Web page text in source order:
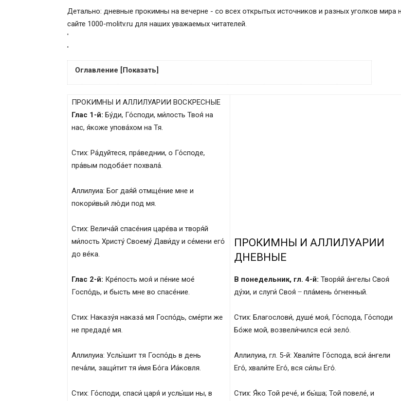
Детально: дневные прокимны на вечерне - со всех открытых источников и разных уголков мира
сайте 1000-molitv.ru для наших уважаемых читателей.
'
'
Оглавление [Показать]
ПРОКИМНЫ И АЛЛИЛУАРИИ ВОСКРЕСНЫЕ
Глас 1-й: Бу́ди, Го́споди, ми́лость Твоя́ на
нас, я́коже упова́хом на Тя.
Стих: Ра́дуйтеся, пра́веднии, о Го́споде,
пра́вым подоба́ет похвала́.
Аллилуиа: Бог дая́й отмще́ние мне и
покори́вый лю́ди под мя.
Стих: Велича́й спасе́ния царе́ва и творя́й
ми́лость Христу́ Своему́ Дави́ду и се́мени его́
до ве́ка.
Глас 2-й: Кре́пость моя́ и пе́ние мое́
Госпо́дь, и бысть мне во спасе́ние.
Стих: Наказу́я наказа́ мя Госпо́дь, сме́рти же
не предаде́ мя.
Аллилуиа: Услы́шит тя Госпо́дь в день
печа́ли, защи́тит тя и́мя Бо́га Иа́ковля.
Стих: Го́споди, спаси́ царя́ и услы́ши ны, в
ПРОКИМНЫ И АЛЛИЛУАРИИ
ДНЕВНЫЕ
В понедельник, гл. 4-й: Творя́й а́нгелы Своя́
ду́хи, и слуги́ Своя́ ̶ пла́мень о́гненный.
Стих: Благослови́, душе́ моя́, Го́спода, Го́споди
Бо́же мой, возвели́чился еси́ зело́.
Аллилуиа, гл. 5-й: Хвали́те Го́спода, вси́ а́нгели
Его́, хвали́те Его́, вся си́лы Его́.
Стих: Я́ко Той рече́, и бы́ша; Той повеле́, и